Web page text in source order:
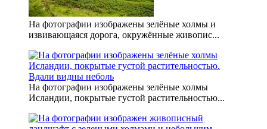
На фотографии изображены зелёные холмы и
извивающаяся дорога, окружённые живопис...
На фотографии изображены зелёные холмы
Исландии, покрытые густой растительностью...